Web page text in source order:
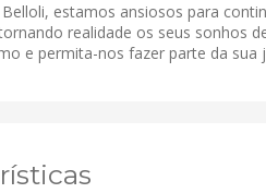
estamos ansiosos para
realidade os seus sonhos
e permita-nos fazer parte da sua